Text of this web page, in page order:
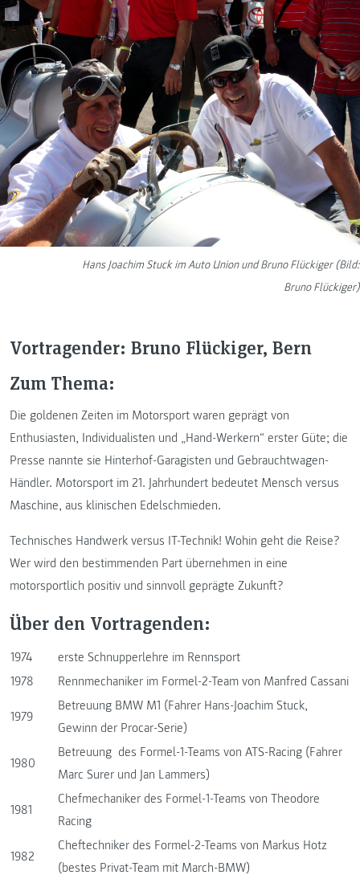
Hans Joachim Stuck im Auto Union und Bruno Flückiger (Bild:
Bruno Flückiger)
Vortragender: Bruno Flückiger, Bern
Zum Thema:
Die goldenen Zeiten im Motorsport waren geprägt von
Enthusiasten, Individualisten und „Hand-Werkern“ erster Güte; die
Presse nannte sie Hinterhof-Garagisten und Gebrauchtwagen-
Händler. Motorsport im 21. Jahrhundert bedeutet Mensch versus
Maschine, aus klinischen Edelschmieden.
Technisches Handwerk versus IT-Technik! Wohin geht die Reise?
Wer wird den bestimmenden Part übernehmen in eine
motorsportlich positiv und sinnvoll geprägte Zukunft?
Über den Vortragenden:
1974
erste Schnupperlehre im Rennsport
1978
Rennmechaniker im Formel-2-Team von Manfred Cassani
1979
Betreuung BMW M1 (Fahrer Hans-Joachim Stuck,
Gewinn der Procar-Serie)
1980
Betreuung des Formel-1-Teams von ATS-Racing (Fahrer
Marc Surer und Jan Lammers)
1981
Chefmechaniker des Formel-1-Teams von Theodore
Racing
1982
Cheftechniker des Formel-2-Teams von Markus Hotz
(bestes Privat-Team mit March-BMW)